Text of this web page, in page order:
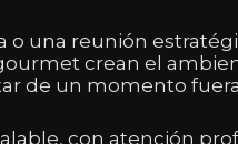
o una reunión
crean el
de un momento
con atención